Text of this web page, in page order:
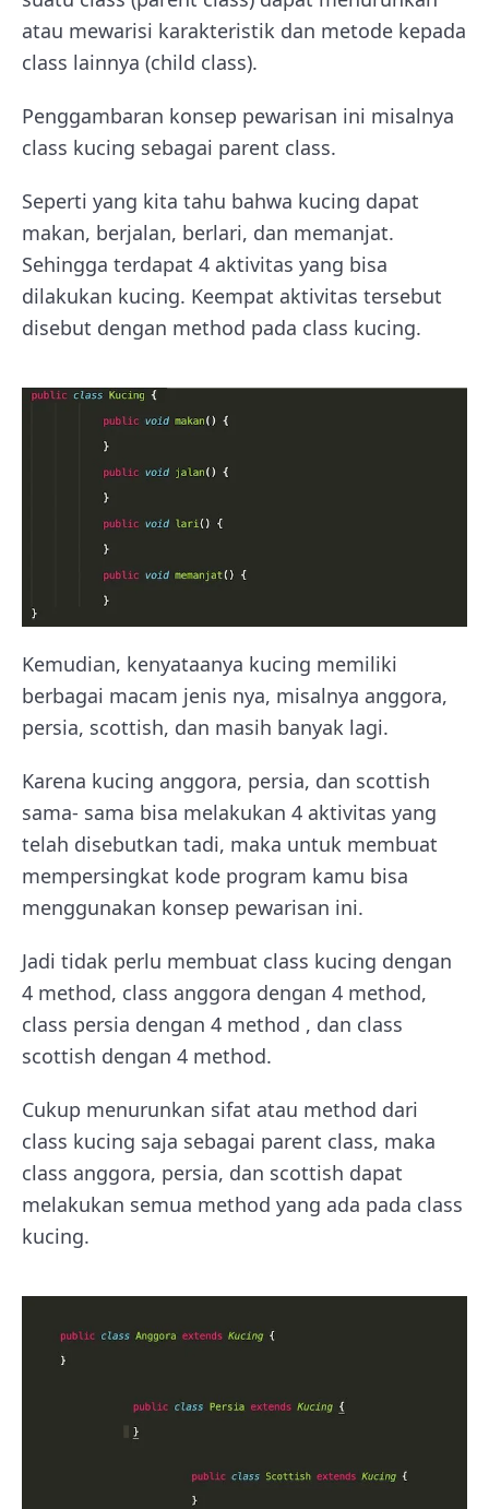
atau mewarisi karakteristik dan metode kepada
class lainnya (child class).
Penggambaran konsep pewarisan ini misalnya
class kucing sebagai parent class.
Seperti yang kita tahu bahwa kucing dapat
makan, berjalan, berlari, dan memanjat.
Sehingga terdapat 4 aktivitas yang bisa
dilakukan kucing. Keempat aktivitas tersebut
disebut dengan method pada class kucing.
Kemudian, kenyataanya kucing memiliki
berbagai macam jenis nya, misalnya anggora,
persia, scottish, dan masih banyak lagi.
Karena kucing anggora, persia, dan scottish
sama- sama bisa melakukan 4 aktivitas yang
telah disebutkan tadi, maka untuk membuat
mempersingkat kode program kamu bisa
menggunakan konsep pewarisan ini.
Jadi tidak perlu membuat class kucing dengan
4 method, class anggora dengan 4 method,
class persia dengan 4 method , dan class
scottish dengan 4 method.
Cukup menurunkan sifat atau method dari
class kucing saja sebagai parent class, maka
class anggora, persia, dan scottish dapat
melakukan semua method yang ada pada class
kucing.